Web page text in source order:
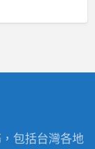
包括台灣各地